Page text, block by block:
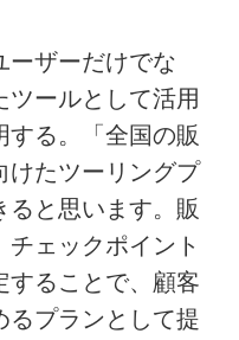
ーザーだけでな
ツールとして活用
する。「全国の販
けたツーリングプ
ると思います。販
ェックポイント
することで、顧客
るプランとして提